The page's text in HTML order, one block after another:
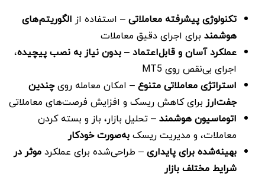
تکنولوژی پیشرفته معاملاتی– استفاده از الگوریتم‌های
هوشمند برای اجرای دقیق معاملات
عملکرد آسان و قابل‌اعتماد–بدون نیاز به نصب پیچیده،
اجرای بی‌نقص روی MT5
استراتژی معاملاتی متنوع– امکان معامله رویچندین
جفت‌ارزبرای کاهش ریسک و افزایش فرصت‌های معاملاتی
اتوماسیون هوشمند– تحلیل بازار، باز و بسته کردن
معاملات، و مدیریت ریسکبه‌صورت خودکار
بهینه‌شده برای پایداری– طراحی‌شده برای عملکردموثر در
شرایط مختلف بازار